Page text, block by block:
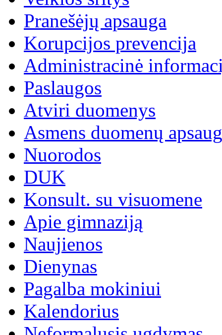
Pranešėjų apsauga
Korupcijos prevencija
Administracinė
Paslaugos
Atviri duomenys
Asmens duomenų
Nuorodos
DUK
Konsult. su visuomene
Apie gimnaziją
Naujienos
Dienynas
Pagalba mokiniui
Kalendorius